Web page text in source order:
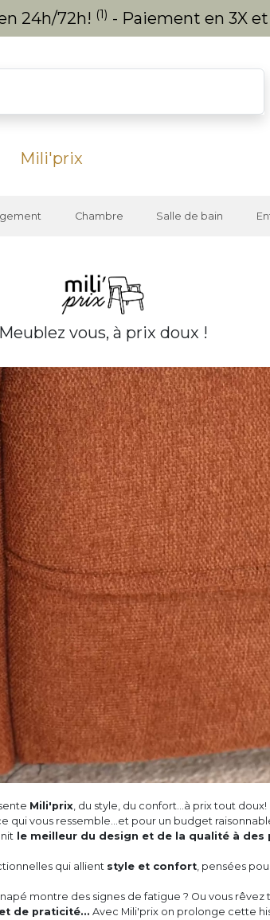
24h/72h! (1) - Paiement en 3X
Mili'prix
Chambre Salle de bain
Meublez vous, à prix doux !
Mili'prix, du style, du confort...à prix tout doux!
qui vous ressemble...et pour un budget
le meilleur du design et de la qualité à des
qui allient style et confort, pensées
montre des signes de fatigue ? Ou vous
de praticité... Avec Mili'prix on prolonge cette